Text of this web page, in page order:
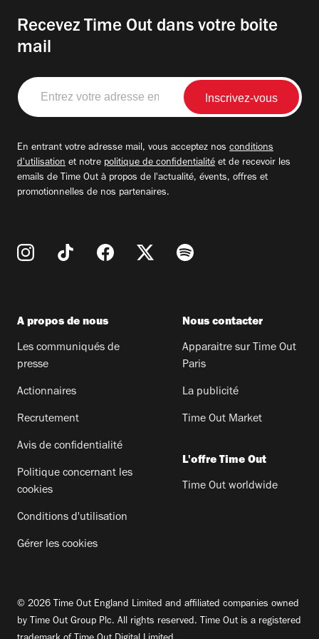
Recevez Time Out dans votre boite
mail
Entrez
votre
adresse
En entrant votre adresse mail, vous acceptez nos conditions
d'utilisation et notre politique de confidentialité et de recevoir les
emails de Time Out à propos de l'actualité, évents, offres et
promotionnelles de nos partenaires.
A propos de nous
Les communiqués de
presse
Actionnaires
Recrutement
Avis de confidentialité
Politique concernant les
cookies
Conditions d'utilisation
Gérer les cookies
Nous contacter
Apparaitre sur Time Out
Paris
La publicité
Time Out Market
L'offre Time Out
Time Out worldwide
© 2026 Time Out England Limited and affiliated companies owned
by Time Out Group Plc. All rights reserved. Time Out is a registered